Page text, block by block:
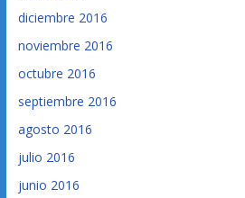
diciembre 2016
noviembre 2016
octubre 2016
septiembre 2016
agosto 2016
julio 2016
junio 2016